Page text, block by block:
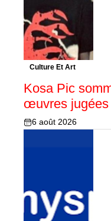
Culture Et Art
Kosa Pic
œuvres jugées
6 août 2026